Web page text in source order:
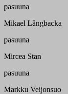
pasuuna
Mikael Långbacka
pasuuna
Mircea Stan
pasuuna
Markku Veijonsuo